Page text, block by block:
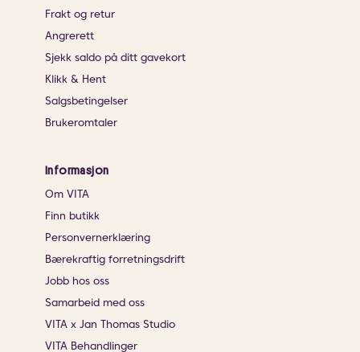
Frakt og retur
Angrerett
Sjekk saldo på ditt gavekort
Klikk & Hent
Salgsbetingelser
Brukeromtaler
Informasjon
Om VITA
Finn butikk
Personvernerklæring
Bærekraftig forretningsdrift
Jobb hos oss
Samarbeid med oss
VITA x Jan Thomas Studio
VITA Behandlinger